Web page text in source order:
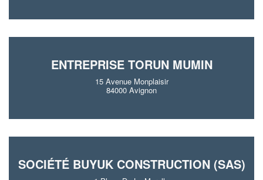
ENTREPRISE TORUN MUMIN
15 Avenue Monplaisir
84000 Avignon
SOCIÉTÉ BUYUK CONSTRUCTION (SAS)